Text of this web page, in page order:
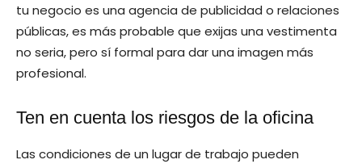
tu negocio es una agencia de publicidad o relaciones
públicas, es más probable que exijas una vestimenta
no seria, pero sí formal para dar una imagen más
profesional.
Ten en cuenta los riesgos de la oficina
Las condiciones de un lugar de trabajo pueden